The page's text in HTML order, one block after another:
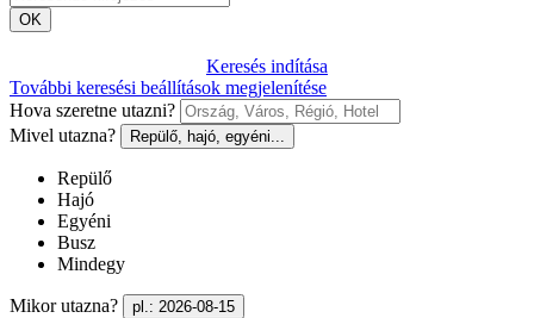
OK
Keresés indítása
További keresési beállítások megjelenítése
Hova szeretne utazni?
Mivel utazna?
Repülő, hajó, egyéni...
Repülő
Hajó
Egyéni
Busz
Mindegy
Mikor utazna? pl.: 2026-08-15